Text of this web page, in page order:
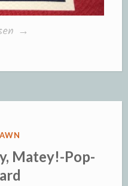
→
Matey!-Pop-